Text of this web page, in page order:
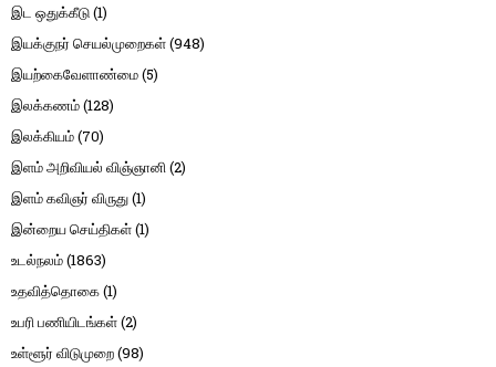
இட ஒதுக்கீடு(1)
இயக்குநர் செயல்முறைகள்(948)
இயற்கைவேளாண்மை(5)
இலக்கணம்(128)
இலக்கியம்(70)
இளம் அறிவியல் விஞ்ஞானி(2)
இளம் கவிஞர் விருது(1)
இன்றைய செய்திகள்(1)
உடல்நலம்(1863)
உதவித்தொகை(1)
உபரி பணியிடங்கள்(2)
உள்ளூர் விடுமுறை(98)